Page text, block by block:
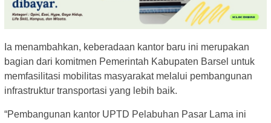
Ia menambahkan, keberadaan kantor baru ini merupakan
bagian dari komitmen Pemerintah Kabupaten Barsel untuk
memfasilitasi mobilitas masyarakat melalui pembangunan
infrastruktur transportasi yang lebih baik.
“Pembangunan kantor UPTD Pelabuhan Pasar Lama ini